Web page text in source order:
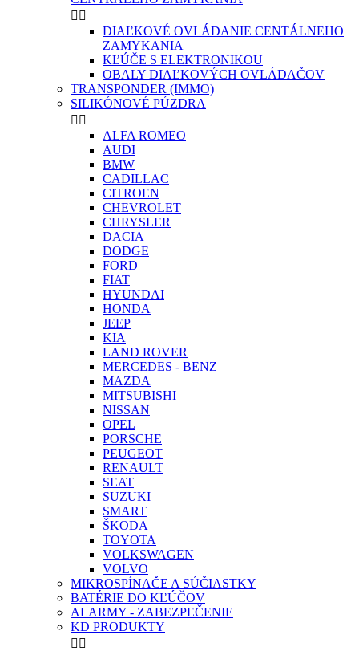
 
DIAĽKOVÉ OVLÁDANIE CENTÁLNEHO
ZAMYKANIA
KĽÚČE S ELEKTRONIKOU
OBALY DIAĽKOVÝCH OVLÁDAČOV
TRANSPONDER (IMMO)
SILIKÓNOVÉ PÚZDRA
 
ALFA ROMEO
AUDI
BMW
CADILLAC
CITROEN
CHEVROLET
CHRYSLER
DACIA
DODGE
FORD
FIAT
HYUNDAI
HONDA
JEEP
KIA
LAND ROVER
MERCEDES - BENZ
MAZDA
MITSUBISHI
NISSAN
OPEL
PORSCHE
PEUGEOT
RENAULT
SEAT
SUZUKI
SMART
ŠKODA
TOYOTA
VOLKSWAGEN
VOLVO
MIKROSPÍNAČE A SÚČIASTKY
BATÉRIE DO KĽÚČOV
ALARMY - ZABEZPEČENIE
KD PRODUKTY
 